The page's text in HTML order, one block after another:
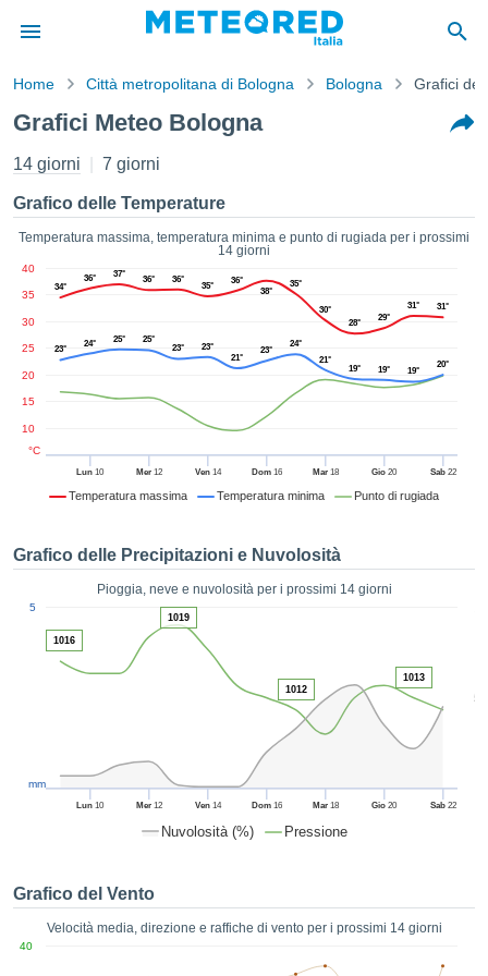
di
stati
da
che le
di
a
Web
le
per
senza
clic sul
ACCETTA
CONTINUA
Home Città metropolitana di Bologna Bologna Grafici del
Grafici Meteo Bologna
14 giorni 7 giorni
Grafico delle Temperature
Temperatura massima, temperatura minima e punto di rugiada per i prossimi
14 giorni
Temperatura massima Temperatura minima Punto di rugiada
Lun 10 Mer12 Ven14 Dom16 Mar18 Gio 20 Sab22
10
15
20
25
30
35
40
°C
34°
36° 37°
36° 36°
35°
36°
38°
35°
30°
28°
29°
31° 31°
23°
24° 25°
25°
23°
23°
21°
23°
24°
21°
19°
19° 19°
20°
Grafico delle Precipitazioni e Nuvolosità
Pioggia, neve e nuvolosità per i prossimi 14 giorni
Nuvolosità (%) Pressione
50
Lun 10 Mer12 Ven14 Dom16 Mar18 Gio 20 Sab22
5
mm
1016
1019
1012
1013
Grafico del Vento
Velocità media, direzione e raffiche di vento per i prossimi 14 giorni
40